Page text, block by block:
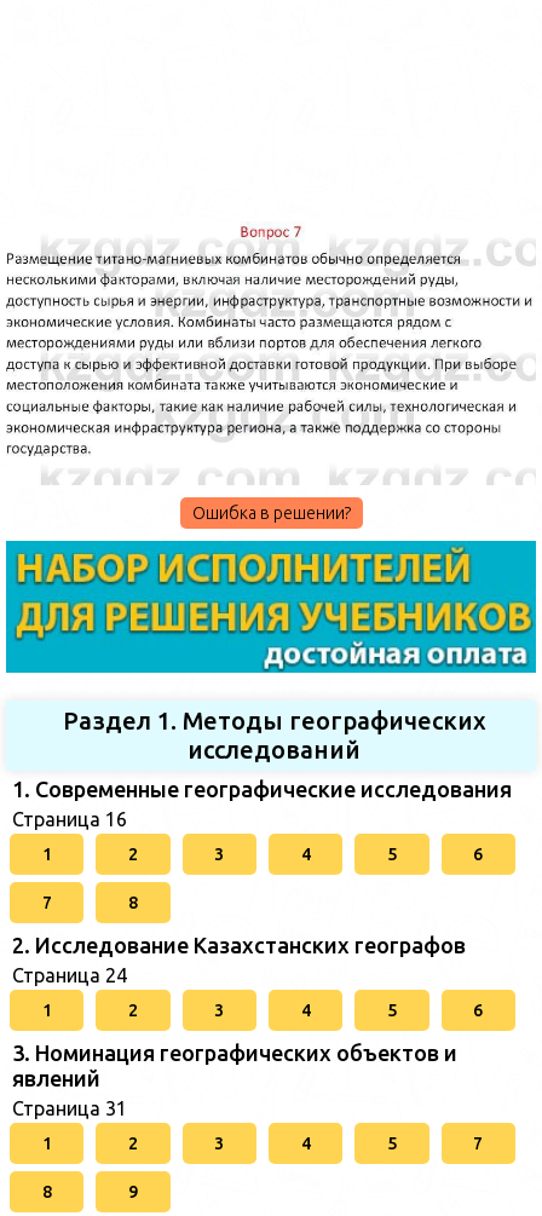
Ошибка в решении?
Раздел 1. Методы географических
исследований
1. Современные географические исследования
Страница 16
1 2 3 4 5 6
7 8
2. Исследование Казахстанских географов
Страница 24
1 2 3 4 5 6
3. Номинация географических объектов и
явлений
Страница 31
1 2 3 4 5 7
8 9